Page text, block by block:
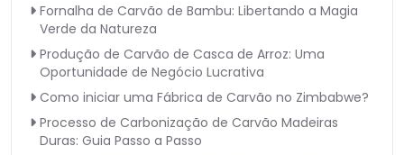
Fornalha de Carvão de Bambu: Libertando a Magia
Verde da Natureza
Produção de Carvão de Casca de Arroz: Uma
Oportunidade de Negócio Lucrativa
Como iniciar uma Fábrica de Carvão no Zimbabwe?
Processo de Carbonização de Carvão Madeiras
Duras: Guia Passo a Passo